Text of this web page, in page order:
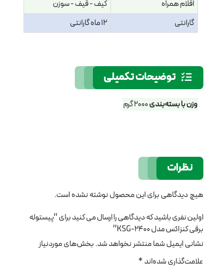
اقلام همراه
کیف - قیف - سوزن
گارانتی
12 ماه گارانتی
توضیحات تکمیلی
وزن با بسته‌بندی2000 گرم
نظرات
هیچ دیدگاهی برای این محصول نوشته نشده است.
اولین نفری باشید که دیدگاهی را ارسال می کنید برای “پیستوله
برقی کنزاکس مدل KSG-2400”
نشانی ایمیل شما منتشر نخواهد شد. بخش‌های موردنیاز
علامت‌گذاری شده‌اند *